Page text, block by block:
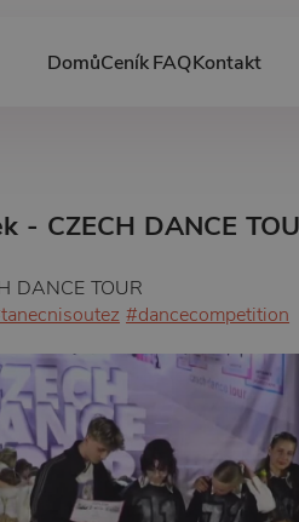
DomůCeníkFAQKontakt
- CZECH DANCE
DANCE TOUR
#dancecompetition